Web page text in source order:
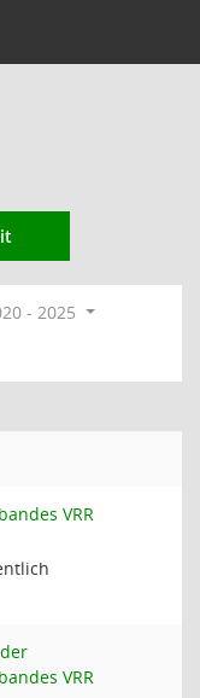
- 2025
VRR
VRR